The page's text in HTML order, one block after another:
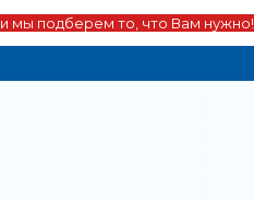
и мы подберем то, что Вам нужно!